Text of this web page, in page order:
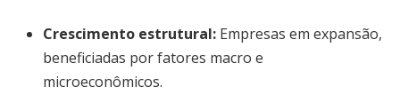
Crescimento estrutural: Empresas em expansão,
beneficiadas por fatores macro e
microeconômicos.